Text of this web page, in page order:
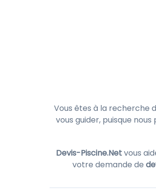
Vous êtes à la recherche
vous guider, puisque
Devis-Piscine.Netvous
votre demande de